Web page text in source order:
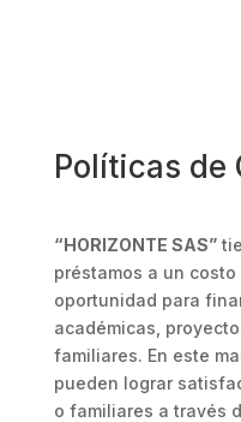
Políticas de
“HORIZONTE SAS”
préstamos a un
oportunidad para
académicas,
familiares. En este
pueden lograr
o familiares a través